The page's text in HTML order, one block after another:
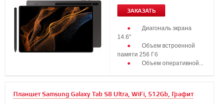
ЗАКАЗАТЬ
Диагональ экрана
14.6"
Объем встроенной
памяти 256 Гб
Объем оперативной...
Планшет Samsung Galaxy Tab S8 Ultra, WiFi, 512Gb, Графит